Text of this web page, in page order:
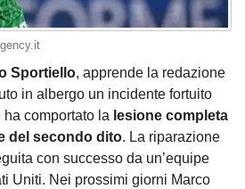
Sportiello, apprende la redazione
in albergo un incidente fortuito
comportato la lesione completa
del secondo dito. La riparazione
con successo da un’equipe
Uniti. Nei prossimi giorni Marco